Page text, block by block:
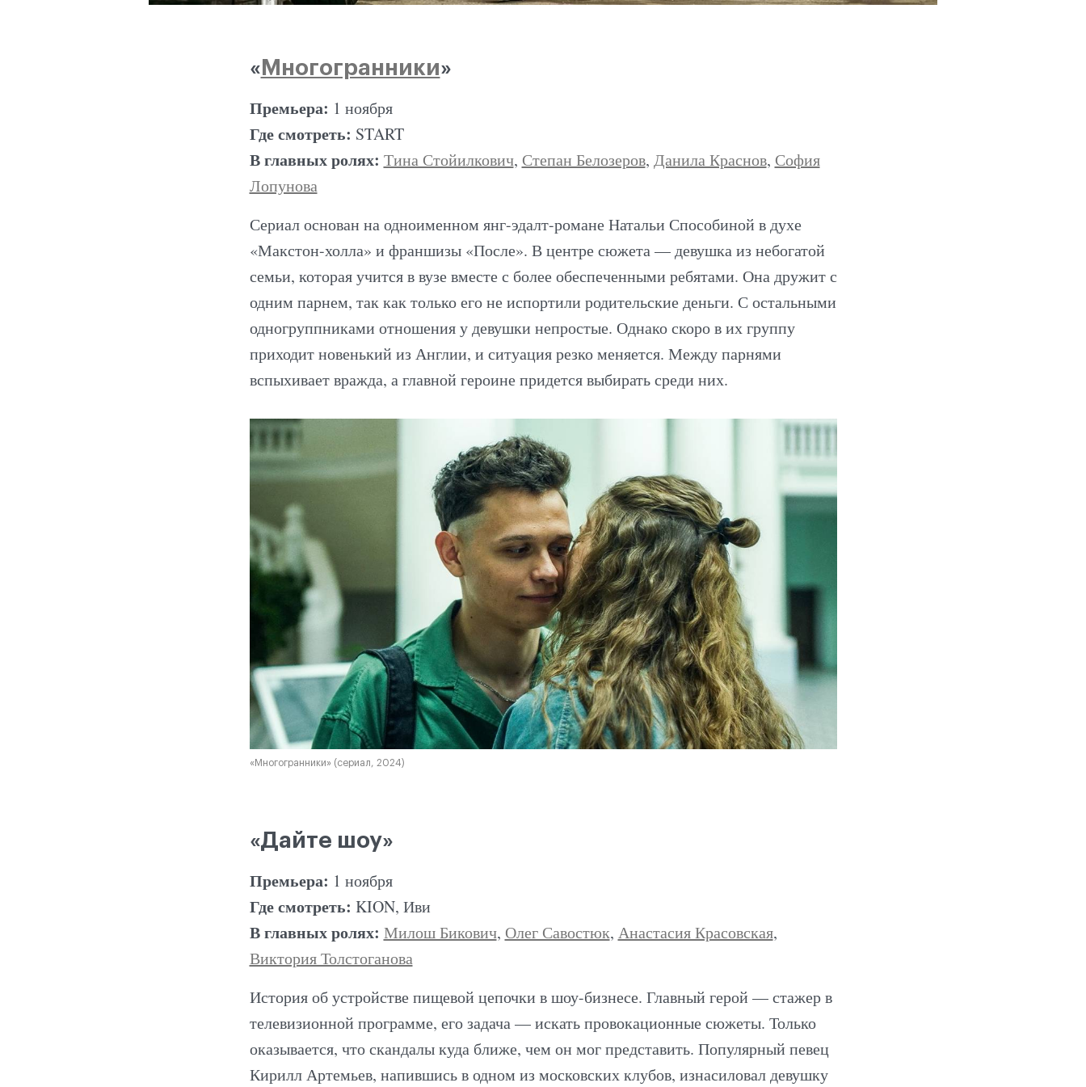
« Многогранники»
Премьера: 1 ноября
Где смотреть: START
В главных ролях: Тина Стойилкович, Степан Белозеров, Данила Краснов, София
Лопунова
Сериал основан на одноименном янг-эдалт-романе Натальи Способиной в духе
«Макстон-холла» и франшизы «После». В центре сюжета — девушка из небогатой
семьи, которая учится в вузе вместе с более обеспеченными ребятами. Она дружит с
одним парнем, так как только его не испортили родительские деньги. С остальными
одногруппниками отношения у девушки непростые. Однако скоро в их группу
приходит новенький из Англии, и ситуация резко меняется. Между парнями
вспыхивает вражда, а главной героине придется выбирать среди них.
«Многогранники» (сериал, 2024)
«Дайте шоу»
Премьера: 1 ноября
Где смотреть: KION, Иви
В главных ролях: Милош Бикович, Олег Савостюк, Анастасия Красовская,
Виктория Толстоганова
История об устройстве пищевой цепочки в шоу-бизнесе. Главный герой — стажер в
телевизионной программе, его задача — искать провокационные сюжеты. Только
оказывается, что скандалы куда ближе, чем он мог представить. Популярный певец
Кирилл Артемьев, напившись в одном из московских клубов, изнасиловал девушку